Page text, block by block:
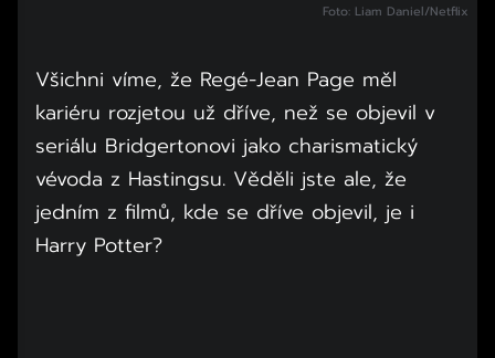
Foto: Liam Daniel/Netflix
Všichni víme, že Regé-Jean Page měl
kariéru rozjetou už dříve, než se objevil v
seriálu Bridgertonovi jako charismatický
vévoda z Hastingsu. Věděli jste ale, že
jedním z filmů, kde se dříve objevil, je i
Harry Potter?